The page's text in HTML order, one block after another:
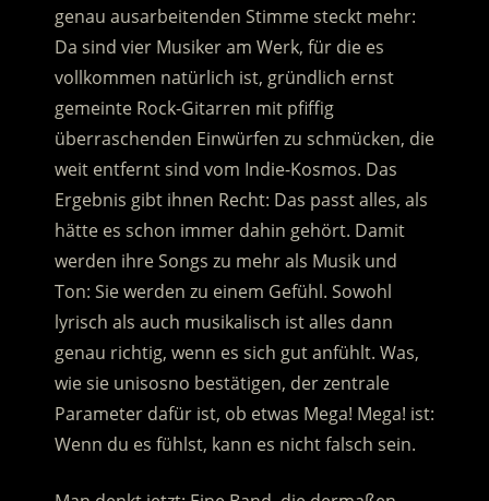
genau ausarbeitenden Stimme steckt mehr:
Da sind vier Musiker am Werk, für die es
vollkommen natürlich ist, gründlich ernst
gemeinte Rock-Gitarren mit pfiffig
überraschenden Einwürfen zu schmücken, die
weit entfernt sind vom Indie-Kosmos. Das
Ergebnis gibt ihnen Recht: Das passt alles, als
hätte es schon immer dahin gehört. Damit
werden ihre Songs zu mehr als Musik und
Ton: Sie werden zu einem Gefühl. Sowohl
lyrisch als auch musikalisch ist alles dann
genau richtig, wenn es sich gut anfühlt. Was,
wie sie unisosno bestätigen, der zentrale
Parameter dafür ist, ob etwas Mega! Mega! ist:
Wenn du es fühlst, kann es nicht falsch sein.